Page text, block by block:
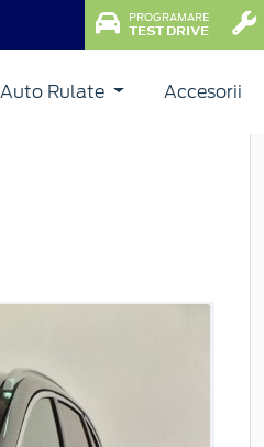
PROGRAMARE
TEST DRIVE
Auto Rulate Accesorii